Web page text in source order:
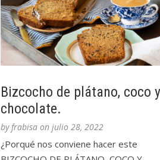
Bizcocho de plátano, coco y
chocolate.
byfrabisa on julio 28, 2022
¿Porqué nos conviene hacer este